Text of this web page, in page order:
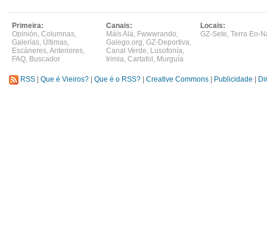
Primeira:
Opinión, Columnas,
Galerías, Últimas,
Escáneres,Anteriores,
FAQ, Buscador
Canais:
Máis Alá, Fwwwrando,
Galego.org, GZ-Deportiva,
Canal Verde, Lusofonía,
Irimia, Cartafol , Murguía
Locais:
GZ-Sete, Terra Eo-
RSS Que é Vieiros? Que é o RSS? Creative Commons Publicidade